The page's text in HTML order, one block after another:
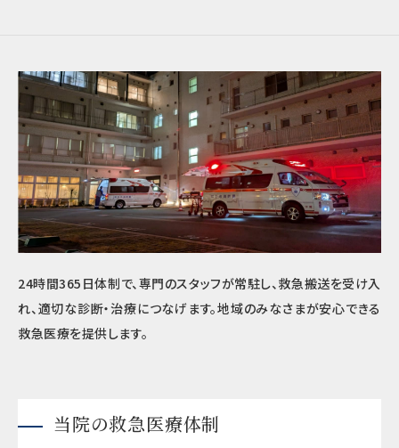
24時間365日体制で、専門のスタッフが常駐し、救急搬送を受け入
れ、適切な診断・治療につなげます。地域のみなさまが安心できる
救急医療を提供します。
当院の救急医療体制